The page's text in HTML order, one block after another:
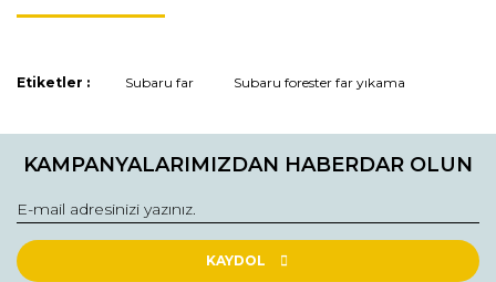
Bu ürünün fiyat bilgisi, resim, ürün açıklamalarında ve diğer
Ürün açıklamasında eksik bilgiler bulunuyor.
Ürün bilgilerinde hatalar bulunuyor.
Etiketler : Subaru far Subaru forester far yıkama
KAMPANYALARIMIZDAN HABERDAR OLUN
KAYDOL